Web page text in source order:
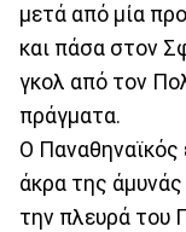
μετά από μία
και πάσα στον
γκολ από τον
πράγματα.
Ο Παναθηναϊκός
άκρα της
την πλευρά του